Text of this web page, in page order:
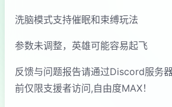
洗脑模式支持催眠和束缚玩法
参数未调整，英雄可能容易起飞
反馈与问题报告请通过Discord服务
前仅限支援者访问,自由度MAX！